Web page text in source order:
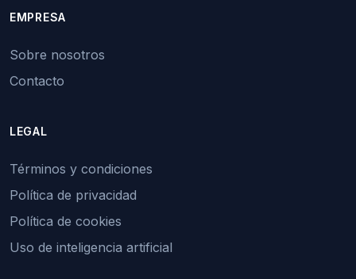
EMPRESA
Sobre nosotros
Contacto
LEGAL
Términos y condiciones
Política de privacidad
Política de cookies
Uso de inteligencia artificial